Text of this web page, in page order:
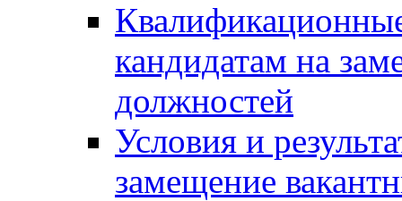
кандидатам на
должностей
Условия и
замещение